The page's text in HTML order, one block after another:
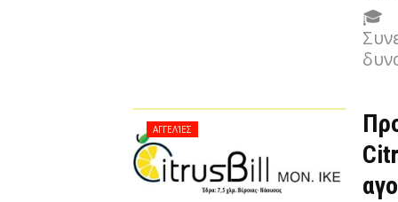
🎓
ΑΓΓΕΛΊΕΣ